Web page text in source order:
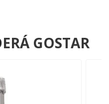
GOSTAR